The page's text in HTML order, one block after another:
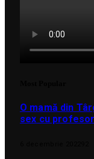
O mamă din
sex cu